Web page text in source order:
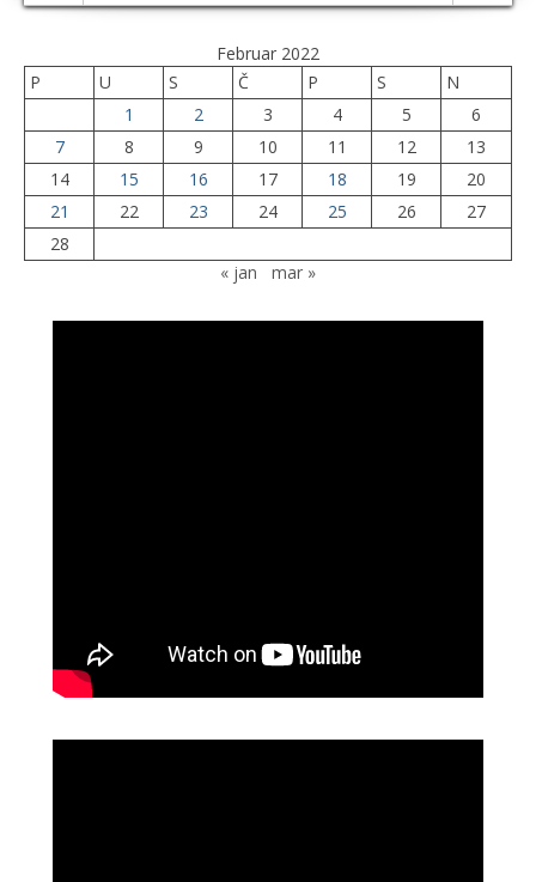
Februar 2022
P
U S Č P S
N
1
2 3 4 5
6
7
8 9 10 11 12
13
14
15 16 17 18 19
20
21
22 23 24 25 26
27
28
« jan
mar »